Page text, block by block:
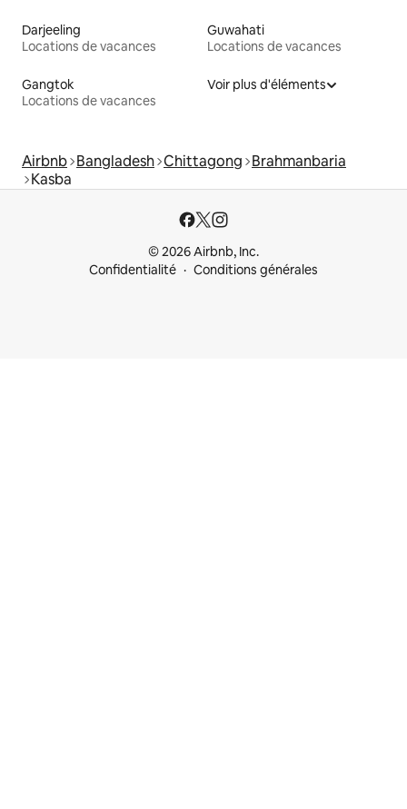
Darjeeling
Locations de vacances
Guwahati
Locations de vacances
Gangtok
Locations de vacances
Voir plus d'éléments
Airbnb Bangladesh Chittagong Brahmanbaria
Kasba
© 2026 Airbnb, Inc.
Confidentialité
Conditions générales